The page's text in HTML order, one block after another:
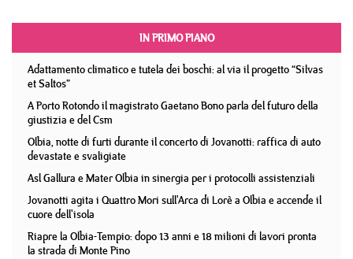
IN PRIMO PIANO
Adattamento climatico e tutela dei boschi: al via il progetto “Silvas
et Saltos”
A Porto Rotondo il magistrato Gaetano Bono parla del futuro della
giustizia e del Csm
Olbia, notte di furti durante il concerto di Jovanotti: raffica di auto
devastate e svaligiate
Asl Gallura e Mater Olbia in sinergia per i protocolli assistenziali
Jovanotti agita i Quattro Mori sull'Arca di Lorè a Olbia e accende il
cuore dell'isola
Riapre la Olbia-Tempio: dopo 13 anni e 18 milioni di lavori pronta
la strada di Monte Pino